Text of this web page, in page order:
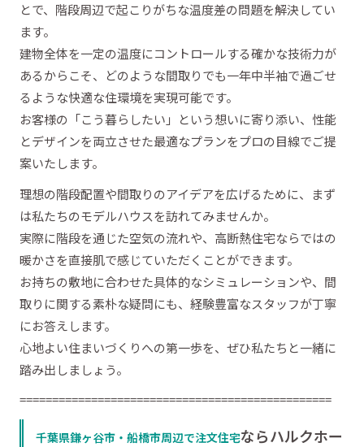
とで、階段周辺で起こりがちな温度差の問題を解決してい
ます。
建物全体を一定の温度にコントロールする確かな技術力が
あるからこそ、どのような間取りでも一年中半袖で過ごせ
るような快適な住環境を実現可能です。
お客様の「こう暮らしたい」という想いに寄り添い、性能
とデザインを両立させた最適なプランをプロの目線でご提
案いたします。
理想の階段配置や間取りのアイデアを広げるために、まず
は私たちのモデルハウスを訪れてみませんか。
実際に階段を通じた空気の流れや、高断熱住宅ならではの
暖かさを直接肌で感じていただくことができます。
お持ちの敷地に合わせた具体的なシミュレーションや、間
取りに関する素朴な疑問にも、経験豊富なスタッフが丁寧
にお答えします。
心地よい住まいづくりへの第一歩を、ぜひ私たちと一緒に
踏み出しましょう。
================================================
千葉県鎌ヶ谷市・船橋市周辺で注文住宅ならハルクホー